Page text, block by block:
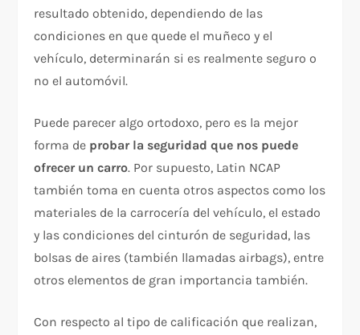
resultado obtenido, dependiendo de las
condiciones en que quede el muñeco y el
vehículo, determinarán si es realmente seguro o
no el automóvil.
Puede parecer algo ortodoxo, pero es la mejor
forma de probar la seguridad que nos puede
ofrecer un carro. Por supuesto, Latin NCAP
también toma en cuenta otros aspectos como los
materiales de la carrocería del vehículo, el estado
y las condiciones del cinturón de seguridad, las
bolsas de aires (también llamadas airbags), entre
otros elementos de gran importancia también.
Con respecto al tipo de calificación que realizan,